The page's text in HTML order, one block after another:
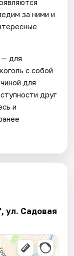
за ними и
— для
с собой
для
друг
и
ул. Садовая